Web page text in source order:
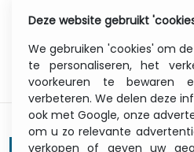
ERGONOMIC
Deze website gebruikt
We gebruiken 'cookies' om
te personaliseren, het
voorkeuren te
verbeteren. We delen deze
ook met Google, onze
om u zo relevante
verkopen of geven uw